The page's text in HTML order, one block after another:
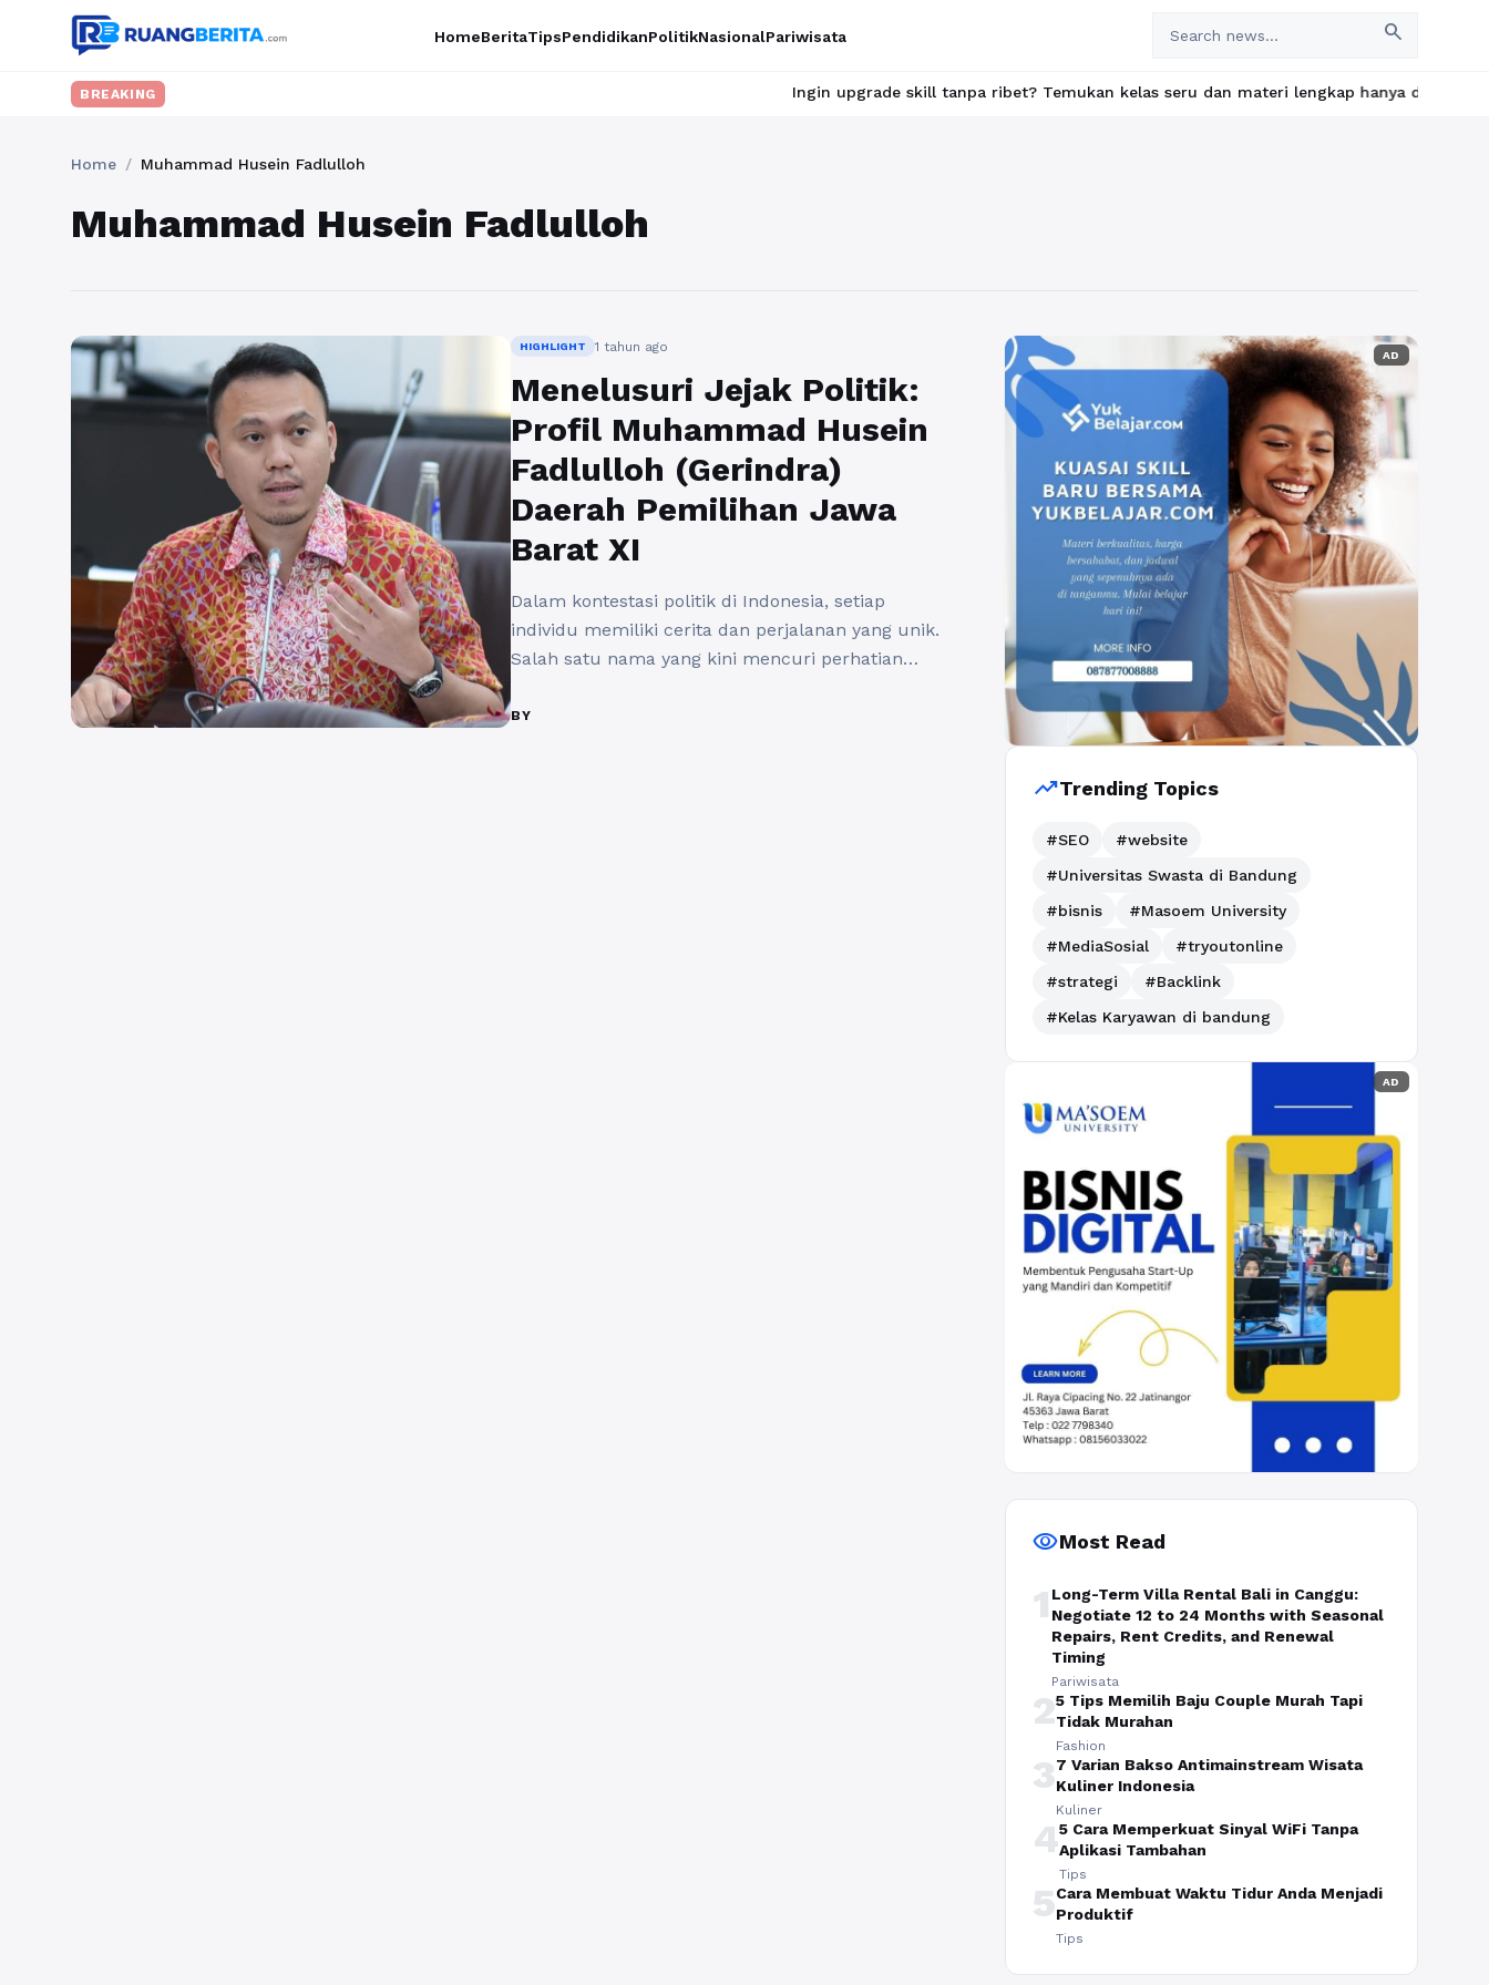
HomeBeritaTipsPendidikanPolitikNasionalPariwisata search
BREAKING Ingin upgrade skill tanpa ribet? Temukan kelas seru dan materi lengkap hanya di
Home / Muhammad Husein Fadlulloh
Muhammad Husein Fadlulloh
HIGHLIGHT 1 tahun ago
Menelusuri Jejak Politik:
Profil Muhammad Husein
Fadlulloh (Gerindra)
Daerah Pemilihan Jawa
Barat XI
Dalam kontestasi politik di Indonesia, setiap
individu memiliki cerita dan perjalanan yang unik.
Salah satu nama yang kini mencuri perhatian
Dalam artikel ini, kita akan membahas secara
BY
AD
trending_upTrending Topics
#SEO
#website
#Universitas Swasta di Bandung
#bisnis
#Masoem University
#MediaSosial
#tryoutonline
#strategi
#Backlink
#Kelas Karyawan di bandung
AD
visibilityMost Read
1 Long-Term Villa Rental Bali in Canggu:
Negotiate 12 to 24 Months with Seasonal
Repairs, Rent Credits, and Renewal
Timing
Pariwisata
25 Tips Memilih Baju Couple Murah Tapi
Tidak Murahan
Fashion
37 Varian Bakso Antimainstream Wisata
Kuliner Indonesia
Kuliner
45 Cara Memperkuat Sinyal WiFi Tanpa
Aplikasi Tambahan
Tips
5Cara Membuat Waktu Tidur Anda Menjadi
Produktif
Tips